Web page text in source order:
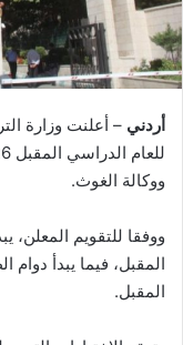
أردني – أعلنت وزارة
ووكالة الغوث.
المقبل.